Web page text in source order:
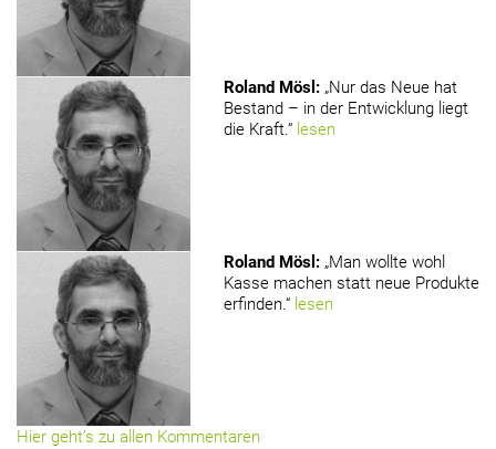
Roland Mösl : „Nur das Neue hat
Bestand – in der Entwicklung liegt
die Kraft.“ lesen
Roland Mösl : „Man wollte wohl
Kasse machen statt neue Produkte
erfinden.“ lesen
Hier geht’s zu allen Kommentaren